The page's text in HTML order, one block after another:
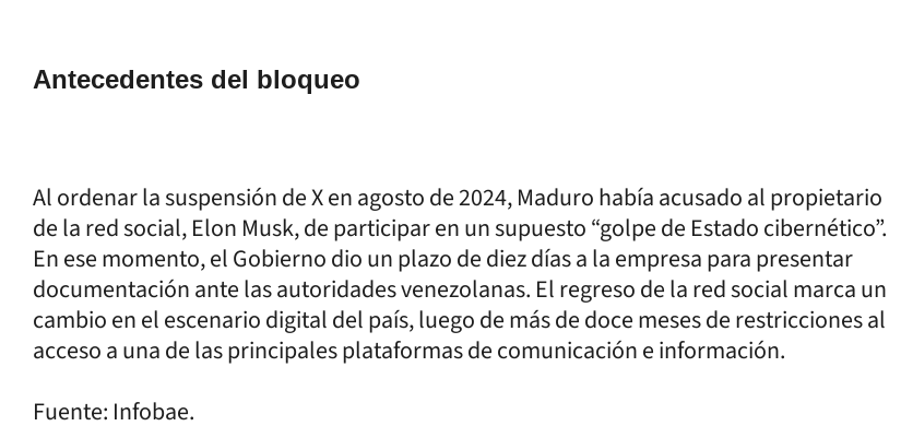
Antecedentes del bloqueo
Al ordenar la suspensión de X en agosto de 2024, Maduro había acusado al propietario
de la red social, Elon Musk, de participar en un supuesto “golpe de Estado cibernético”.
En ese momento, el Gobierno dio un plazo de diez días a la empresa para presentar
documentación ante las autoridades venezolanas. El regreso de la red social marca un
cambio en el escenario digital del país, luego de más de doce meses de restricciones al
acceso a una de las principales plataformas de comunicación e información.
Fuente: Infobae.